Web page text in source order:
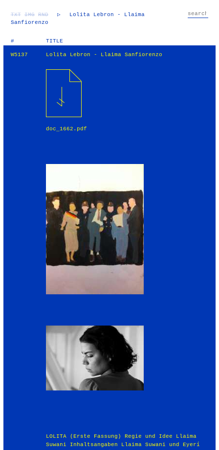
TXT IMG RND ▷
Lolita Lebron - Llaima
Sanfiorenzo
# TITLE
W5137 Lolita Lebron - Llaima Sanfiorenzo
doc_1662.pdf
LOLITA (Erste Fassung) Regie und Idee Llaima Suwani Inhaltsangaben Llaima Suwani und Eyerí Cruz Drehbuch Eyerí Cruz Innen Betriebshalle einer Näherei – Vormittags Eine mit industriellen Nähmaschinen vollgestellte grosse Halle, wo viele uniformierte Näherinnen nähend arbeiten. Wir sehen wie sie sorgfältig an der Konfektion einiger Kleider arbeiten. Eine der FRAUEN ist SCHWANGER, sie schwitzt sehr. Neben ihr befindet sich LOLITA (22), die ihr freundlich ein Taschentuch anbietet. Im Hintergrund kann man einen Fernseher sehen, auf dem Werbung für das Konfektionsunternehmen läuft. Innen Betriebsbüro der Näherei - Nachmittags Lolita, mit der gleichen Uniform gekleidet wie die anderen Näherinnen, steht vor einem Schreibtisch, an dem die Geschäftsführerin, eine sehr grosse Frau, sitzt. Auf dem Schild auf Schreibtisch steht: Geschäftsführung. LOLITA Meiner Meinung nach sollte Cleotilde nicht so viel arbeiten. GESCHAFTSFUHRERIN Das geht dich nichts an. LOLITA Sie ist im achten Monat. GESCHAFTSFUHRERIN Sie braucht das Geld. LOLITA Ja, aber sie könnten ihr bezahlten Urlaub geben. Verärgert steht die Geschäftsführerin auf. Aussen Vor dem Gebäude des Konfektionsunternehmens – Vormittags Von Lolita geführt streiken alle Näherinnen. Auf ihren Plakaten steht: „MUTTERSCHAFTSURLAUB“, „ARBEITSRECHTE“, „KRANKENVERSICHERUNG“ und ähnliches. Überschwänglich rufen sie ihren Parolen. Durch die Glasfenster ist die leere Betriebshalle des Konfektionsunternehmens zu sehen. Innenaufnahme Betriebshalle des Konfektionsunternehmens – Vormittags Die Näherinnen, die mit Sorgfalt an der Konfektion der Kleider arbeiten, werden eine nach der anderen gezeigt. Ihre Gesichter und ihre Haltung zeigen Resignation und Traurigkeit. Manche tragen Spuren von der Gewalt, die an ihnen ausgeübt würde. Die schwangere Frau, die viel schwitzt, schaut sich den leeren Platz neben ihr, wo Lolita früher gearbeitet hatte und sich nicht mehr befindet, an. Im Hintergrund ist der ausgeschaltete Fernseher zu sehen. Schwarz. Innenaufnahme Ein unendlich weisser Raum – Nachts In einem ganz weissen Raum schaut Lolitas Gesicht gen Boden, sie reflektiert. Lolita ist in Unterwäsche und bewegt sich expressiv. OFF DON PEDRO Dreiundzwanzigster September Neunzehnhundertdreiundfünfzig. Liebe Lolita. Wir befinden uns am letzten Scheideweg. Entweder die Yankees oder die Puertoricaner. (...) OFF LOLITA Zweiter Januar Neunzehnhundertvierundfünfzig. Meister, Albizu. Ich bin unserer Sache ganz verpflichtet. (...) OFF DON PEDRO (…) Es ist Zeit zu Handeln. (…) OFF LOLITA (…) Unser Volk muss aus diesem Strom der Täuschung erwachen. OFF DON PEDRO (…) Wir können es nicht zulassen, dass diese Armee, die das Volk anlügt, seine anmutige Wahrheit raubt, dass sie das, was uns im Wesen bereits gehört zerstören... OFF LOLITA (…) Liebste. Ein GERAUSCH UNTERBRICHT Lolita, die darauf reagiert und auf die Seite schaut. Wir erkennen, dass der weisse Raum ein Fenster hat, hinter dem das Gesicht eines MANNES erscheint. Durch das Fenster erkennen wir, dass es nachts ist. Lolita, noch in Unterwäsche, zieht sich ihr abgetragenes Kleid an, sie nähert sich dem Fester und wir erkennen, dass sich im Raum ebenfalls eine grosse Nähmaschine, so wie auch Stoffe, Schere, Bleistifte und auf Papier gezeichnete Pläne befinden. Der Mann, der draussen am Fenster steht und herein schaut, versteckt sich hinter seinem Hut. Er ist nervös und hört nicht auf sich zu bewegen, als ob er irgendeiner Gefahr entkommen müsste. Mann Lolita, Schwester. Lolita bleibt still. Mann Tu es nicht. Pause. Der Mann reagiert erschrocken wegen etwas, was draussen passiert. Mann Ich bin dein älterer Bruder, verdammt! Lolita bleibt still. Männer Was werden sie uns geben ausser Blut, Angst und Einsamkeit. Du hast schon gesehen wie sie Albizu verhafteten. LOLITA Es sind höhere Kräfte, die mich bewegen und sie sollten uns beide bewegen... Männer Was für höhere Kräfte, spinnst du...?! Ich will dich nicht verlieren!! Lolita zweifelt daran was sie sagen soll. Der Mann schaut sie mit traurigem Blick an und sie bleibt mit ihrem strengen Blick auf das Innere des Raumes gerichtet. Dunkle Beine erscheinen im weissem Raum, um wieder zu verschwinden. Der Mann, resigniert und zitterig geht. Lolita bleibt reflektierend am Fenster stehend. Die dunkle Beine tauchen wieder auf, als ob irgendein Mann, von dem nur dessen Beine zu sehen sind, irgendwo sitzen würde. Lolita dreht sich entschlossen in Richtung der Beine um, diese verschwinden. Schnell geht sie zur Nähmaschine und näht weiter an etwas, das ein Kleid wird. Die Papiere neben der Nähmaschine sind zum einen Kleiderschnitte und zum anderen sieht man Pläne, die wie Diagramme von militärischen Strategien aussehen. Lolita näht. Sie ist entschlossen. Als sie fertig wird, nimmt sie das Kleid aus der Nähmaschine und trägt es in einen Raum, in dem nur sie und das Kleid zu sehen sind. Sie schaut in die Kamera als ob diese ein Spiegel wäre. Sie zieht sich aus und bleibt nackt. Sie betrachtet ihren nackten Körper (in dem sie in die Kamera/ Spiegel schaut). Sie bewegt sich wie ein Hampelmann. Sie spannt und entspannt ihre Muskeln, wie jemand der die Bewegung entdeckt. Sie tanzt mit ihrem Körper, mit dem Kleid was sie gerade genäht hatte und in diesem entdeckt sie eine riesige goldene Nadel und eine goldene Garnrolle. Sie lässt das Kleid fallen und bleibt mit der Nadel und der Garnrolle stehen. Sie betrachtet sie. Sie probiert das Kleid an. Sie schneidet von der Garnrolle ein Stück Garn ab und fädelt es in die Nadel ein, dann steckt sie beides in das Kleid. Lolita verlässt den Raum. Als ihr die Kamera folgt, bemerken wir unsere Filmcrew: Lichttechniker, Tontechniker, die Bühne. Aussenaufnahme Strasse – Grosse imperialistische Gebäude – Vormittags Auf einer grossen leeren Strasse, steht Lolita in ihrem neuen Kleid. Entschlossen bewegt sie sich in Richtung einer Ecke vor einem imposanten Riesengebäude. Lolita nimmt entschlossen eine Handtasche. Ihr Gesichtsausdruck zeigt ihren Zorn, ihre Hoffnung, aber für einen kurzen Moment auch Zweifel, was schnell durch ihre Entschlossenheit überdeckt wird. Als sie die Ecke erreicht, beobachtet sie das Gebäude, welches wie ein Monstrum erscheint. Lolita ähnelt einem David vorm Goliath. Das grosse Gebäude entpuppt sich als Bühne. Drei Männer nähern sich Lolita. Da sie KAMERADEN sind, grüssen sie sich mit Gesten. Sie besprechen etwas mit Lolita, etwas was wir nicht hören können. Man sieht, dass sie nicht einer Meinung sind. Mit expressiven Bewegungen, die einem Tanz ähneln, entfernt sich einer der Kameraden und folgt schnell den anderen. Lolita beobachtet, wie sie gehen und wendet sich an den dagebliebenen Kamerad. Er ist RAFAEL. RAFAEL Die Entscheidung kommt von Oben. Heute ist nicht der Tag. Lolita dreht sich mit Wut. Sie versucht mit ihrem Körper zu reden, weil sie Lust hat etwas Abstrakt zu reden, aber am Ende entfalten sich Wörter. (werden Wörter ausgesprochen.) LOLITA Ich mache es dann alleine. Die zwei Kameraden, die sich entfernt haben, halten an, als sie dies hören. Lolita fängt an, sich impulsiv zu bewegen. Sie nähert sich dem Gebäude und greift eine Leiter daraus. Die Kameraden zögern. Eine Art Choreographie wird aufgeführt. Die Figuren bewegen sich wie in einem Schachspiel. Manchmal entfernen sich die Kameraden, andere Male schauen sie sich gegenseitig an. Einer von ihnen geht letztendlich. Lolita geht eine Stufe der Leiter hoch. Die beiden Verbliebenen zögern. Der nächste Kamerad verlässt sie. Lolita geht noch eine Stufe der Leiter hoch. Rafael richtet seinen Blick auf Lolita, macht eine verabschiedende Geste und als Lolita die dritte Stufe hoch geht, rennt er zu Lolita und versucht sie zu schützen. Die zwei Kameraden die weggegangen waren kommen zurück. Sie beobachten die auf der dritten und letzten Leiterstufe stehende Lolita und lächeln. Innenaufnahme Betriebshalle des Konfektionsunternehmen - Vormittags Die Näherinnen nähen. Die Frau, die schwanger war, hatte entbunden und arbeitet weiter. Neben ihr, der Platz wo Lolita gearbeitet hatte bleibt Leer. Im Hintergrund sieht man den Fernseher. Im Fernsehen tritt Lolita, mit dem selbstgenähten Kleid, auf. Sie wird interviewt. OFF TV REPORTER Eine Gruppe puertoricanischer BefreiungskämperIhnen hat gegen auf den US-Kongress geschossen, eine Aktion, die vermutlich von Don Pedro Albizu Campos, der im Hochsicherheitsgefängnis im Haft sitzt, geleitet wurde. Innenaufnahme Presseraum – Nachmittags Lolita steht neben Rafael Cancel Miranda. Vor ihnen viele Reporter. Ihre Kameras aller Formate zeigen in die Richtung von Lolita. FBI Polizisten eskortieren sie. REPORTER 1 (In English) Habt ihr geschossen, um zu töten oder um zu verletzen? LOLITA (In English) Nicht um zu töten. REPORTER 2 (In English) Was war das Ziel von diesem Angriff? LOLITA (In English) Das Ziel war für die Freiheit meines Landes. REPORTER 3 (In English) Wessen Idee war es denn? LOLITA (Im English) Es ist meine Idee... die von uns vier. REPORTER 4 (In Englisch) Wie lange habt ihr dies geplant? RAFAEL CANCEL MIRANDA (In English) Ich muss nicht für mein Land antworten. Um etwas für mein Land zu gewinnen muss ich auf eure Fragen nicht antworten. REPORTER 2 (In English) Haben sie Reue für das was sie getan haben? Lolita richtet ihren Ohrring zurecht. RAFAEL CANCEL MIRANDA (In English) Ich bereue das was ich getan habe nicht, ich habe keine Reue. Reporter 4 (In English) Und sie Frau Lebron? LOLITA (In English) Ich bereue es nicht, für mein Land Freiheit, egal wo, zu fordern. Innenaufnahme Betriebshalle des Konfektionsunternehmen - Vormittags Die Näherinnen arbeiten, nähen, ohne zu merken, was auf dem Fernsehbildschirm passiert, durch den wir noch Lolita bei der Pressekonferenz nach ihrer Verhaftung sehen können. Das Bild gibt den Eindruck, dass Lolita auf dem leeren Platz neben der Frau, die schwanger war, steht, weil der Fernseher Bilder von genau diesem Platz zeigt. Keine Näherin zeigt Interesse an der Nachricht und der Fernseher geht aus. Und in